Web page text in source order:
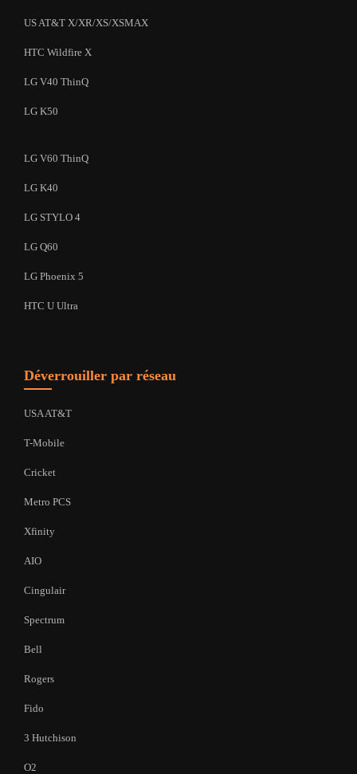
US AT&T X/XR/XS/XSMAX
HTC Wildfire X
LG V40 ThinQ
LG K50
LG V60 ThinQ
LG K40
LG STYLO 4
LG Q60
LG Phoenix 5
HTC U Ultra
Déverrouiller par réseau
USA AT&T
T-Mobile
Cricket
Metro PCS
Xfinity
AIO
Cingulair
Spectrum
Bell
Rogers
Fido
3 Hutchison
O2